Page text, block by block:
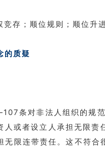
竞存；顺位规则；顺位升
的质疑
条对非法人组织的规
人或者设立人承担无限
无限连带责任。这不符